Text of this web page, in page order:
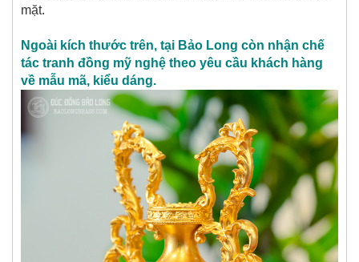
mặt.
Ngoài kích thước trên, tại Bảo Long còn nhận chế
tác tranh đồng mỹ nghệ theo yêu cầu khách hàng
về mẫu mã, kiểu dáng.